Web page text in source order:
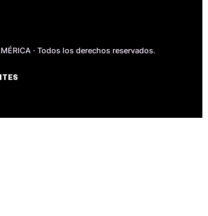
· Todos los derechos reservados.